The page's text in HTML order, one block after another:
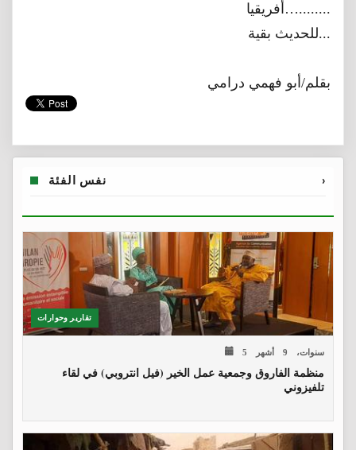
أفريقيا…........
للحديث بقية...
بقلم/أبو فهمي درامي
نفس الفئة ›
تقارير وحوارات
5 سنوات، 9 أشهر
منظمة الفاروق وجمعية عمل الخير (فيل انتروبي) في لقاء
تلفيزوني